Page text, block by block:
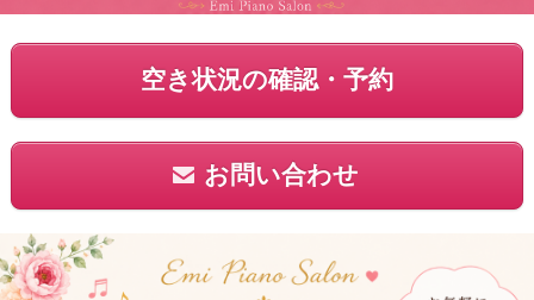
空き状況の確認・予約
お問い合わせ